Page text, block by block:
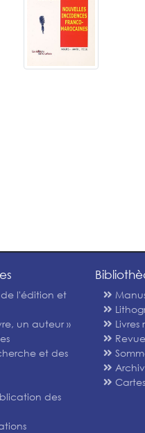
l'édition et
un auteur »
et des
des
Livres